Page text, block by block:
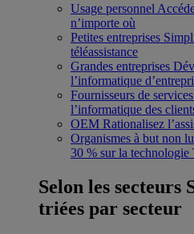
Usage personnel
n’importe où
Petites entreprises
téléassistance
Grandes entreprises
l’informatique
Fournisseurs de
l’informatique des
OEM Rationalisez
Organismes à but non
30 % sur la technologie
Selon les secteurs
triées par secteur